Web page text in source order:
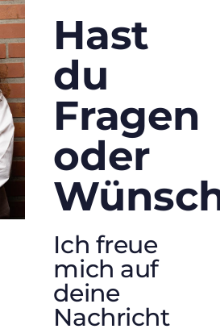
Hast
du
Fragen
oder
Ich freue
mich auf
deine
Nachricht